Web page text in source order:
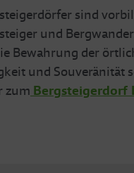
sind
und
Bewahrung der
und Souveränität
zum Bergsteigerdorf